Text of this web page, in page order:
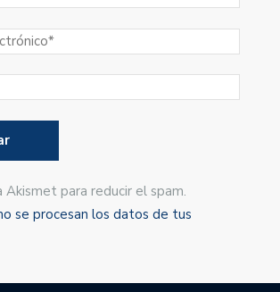
Akismet para reducir el spam.
se procesan los datos de tus